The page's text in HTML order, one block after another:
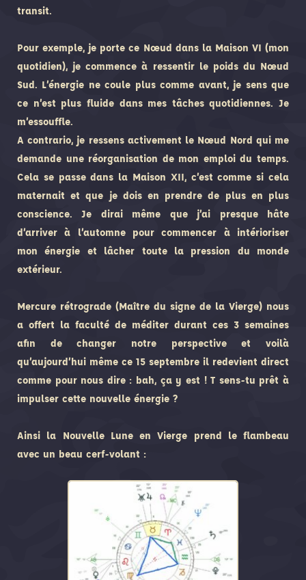
transit.
Pour exemple, je porte ce Nœud dans la Maison VI (mon
quotidien), je commence à ressentir le poids du Nœud
Sud. L’énergie ne coule plus comme avant, je sens que
ce n’est plus fluide dans mes tâches quotidiennes. Je
m’essouffle.
A contrario, je ressens activement le Nœud Nord qui me
demande une réorganisation de mon emploi du temps.
Cela se passe dans la Maison XII, c’est comme si cela
maternait et que je dois en prendre de plus en plus
conscience. Je dirai même que j’ai presque hâte
d’arriver à l’automne pour commencer à intérioriser
mon énergie et lâcher toute la pression du monde
extérieur.
Mercure rétrograde (Maître du signe de la Vierge) nous
a offert la faculté de méditer durant ces 3 semaines
afin de changer notre perspective et voilà
qu’aujourd’hui même ce 15 septembre il redevient direct
comme pour nous dire : bah, ça y est ! T sens-tu prêt à
impulser cette nouvelle énergie ?
Ainsi la Nouvelle Lune en Vierge prend le flambeau
avec un beau cerf-volant :